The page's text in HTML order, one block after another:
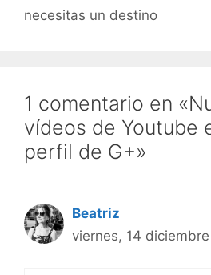
necesitas un destino
1 comentario en
vídeos de Youtube
perfil de G+»
Beatriz
viernes, 14